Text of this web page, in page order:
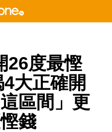
26度最慳
大正確開
區間」更
錢